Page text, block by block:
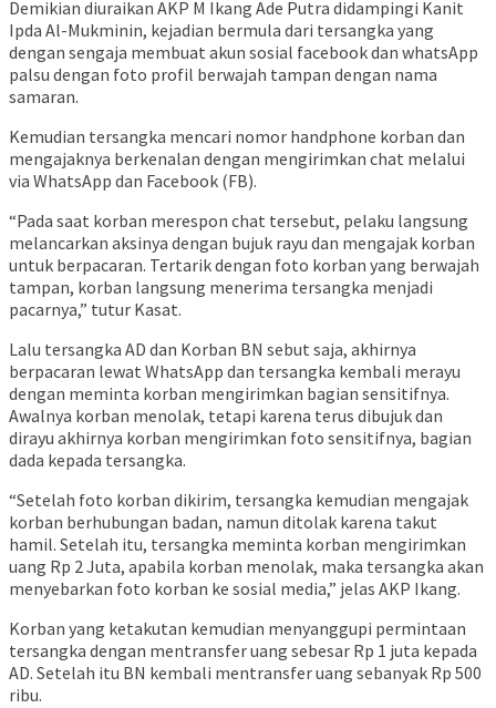
Demikian diuraikan AKP M Ikang Ade Putra didampingi Kanit
Ipda Al-Mukminin, kejadian bermula dari tersangka yang
dengan sengaja membuat akun sosial facebook dan whatsApp
palsu dengan foto profil berwajah tampan dengan nama
samaran.
Kemudian tersangka mencari nomor handphone korban dan
mengajaknya berkenalan dengan mengirimkan chat melalui
via WhatsApp dan Facebook (FB).
“Pada saat korban merespon chat tersebut, pelaku langsung
melancarkan aksinya dengan bujuk rayu dan mengajak korban
untuk berpacaran. Tertarik dengan foto korban yang berwajah
tampan, korban langsung menerima tersangka menjadi
pacarnya,” tutur Kasat.
Lalu tersangka AD dan Korban BN sebut saja, akhirnya
berpacaran lewat WhatsApp dan tersangka kembali merayu
dengan meminta korban mengirimkan bagian sensitifnya.
Awalnya korban menolak, tetapi karena terus dibujuk dan
dirayu akhirnya korban mengirimkan foto sensitifnya, bagian
dada kepada tersangka.
“Setelah foto korban dikirim, tersangka kemudian mengajak
korban berhubungan badan, namun ditolak karena takut
hamil. Setelah itu, tersangka meminta korban mengirimkan
uang Rp 2 Juta, apabila korban menolak, maka tersangka akan
menyebarkan foto korban ke sosial media,” jelas AKP Ikang.
Korban yang ketakutan kemudian menyanggupi permintaan
tersangka dengan mentransfer uang sebesar Rp 1 juta kepada
AD. Setelah itu BN kembali mentransfer uang sebanyak Rp 500
ribu.